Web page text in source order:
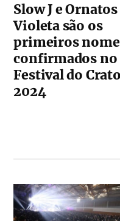
Slow J e Ornatos
Violeta são os
primeiros
confirmados no
Festival do Crato
2024